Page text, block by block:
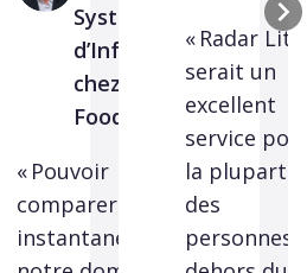
Systèmes
d’Information
chez GC
Foods
« Pouvoir
comparer
instantanément
« Radar Lite
serait un
excellent
service
la plupart
des
personnes